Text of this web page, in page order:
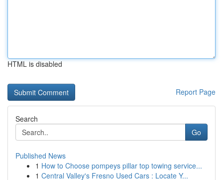
HTML is disabled
Report Page
Search
Go
Published News
1 How to Choose pompeys pillar top towing service...
1 Central Valley's Fresno Used Cars : Locate Y...